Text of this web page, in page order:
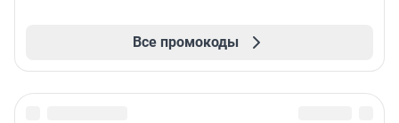
Все промокоды